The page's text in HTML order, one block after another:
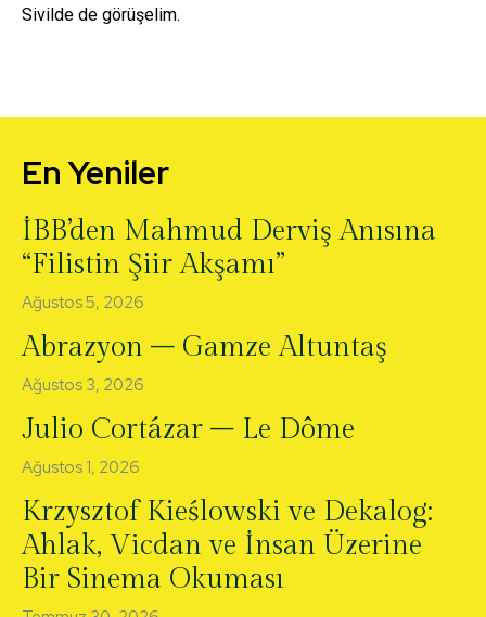
Sivilde de görüşelim.
En Yeniler
İBB’den Mahmud Derviş Anısına
“Filistin Şiir Akşamı”
Ağustos 5, 2026
Abrazyon – Gamze Altuntaş
Ağustos 3, 2026
Julio Cortázar – Le Dôme
Ağustos 1, 2026
Krzysztof Kieślowski ve Dekalog:
Ahlak, Vicdan ve İnsan Üzerine
Bir Sinema Okuması